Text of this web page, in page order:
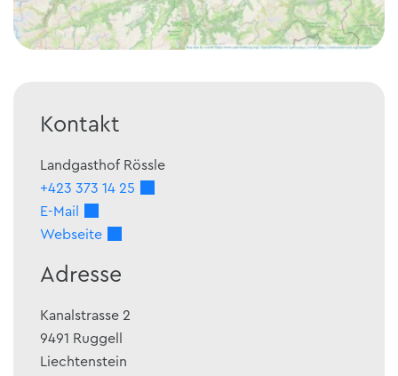
Kontakt
Landgasthof Rössle
+423 373 14 25
E-Mail
Webseite
Adresse
Kanalstrasse 2
9491 Ruggell
Liechtenstein